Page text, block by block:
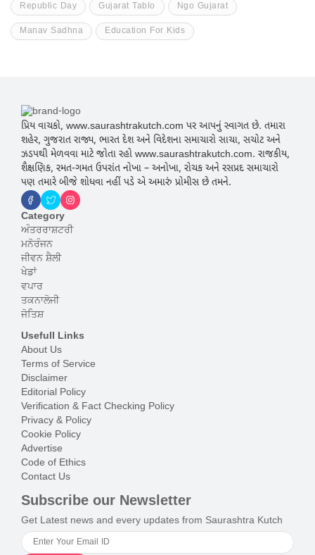
Republic Day Gujarat Tablo Ngo Gujarat
Manav Sadhna Education For Kids
પ્રિય વાચકો, www.saurashtrakutch.com પર આપનું સ્વાગત છે. તમારા
શહેર, ગુજરાત રાજ્ય, ભારત દેશ અને વિદેશના સમાચારો સાચા, સચોટ અને
ઝડપથી મેળવવા માટે જોતા રહો www.saurashtrakutch.com. રાજકીય,
શૈક્ષણિક, રમત-ગમત ઉપરાંત નોખા – અનોખા, રોચક અને રસપ્રદ સમાચારો
પણ તમારે બીજે શોધવા નહીં પડે એ અમારું પ્રોમીસ છે તમને.
Category
ਅੰਤਰਰਾਸ਼ਟਰੀ
ਮਨੋਰੰਜਨ
ਜੀਵਨ ਸ਼ੈਲੀ
ਖੇਡਾਂ
ਵਪਾਰ
ਤਕਨਾਲੋਜੀ
ਜੋਤਿਸ਼
Usefull Links
About Us
Terms of Service
Disclaimer
Editorial Policy
Verification & Fact Checking Policy
Privacy & Policy
Cookie Policy
Advertise
Code of Ethics
Contact Us
Subscribe our Newsletter
Get Latest news and every updates from Saurashtra Kutch